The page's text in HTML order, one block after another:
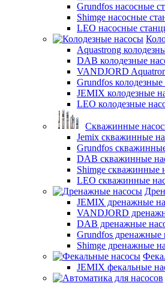
Grundfos насосные
Shimge насосные
LEO насосные
Aquastrong
DAB колодезные
VANDJORD
Grundfos
JEMIX колодезные
LEO колодезные
Скважинные
Jemix cкважинные
Grundfos
DAB скважинные
Shimge скважинные
LEO скважинные
JEMIX дренажные
VANDJORD
DAB дренажные
Grundfos дренажные
Shimge дренажные
JEMIX фекальные